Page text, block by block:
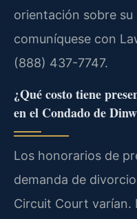
orientación sobre
comuníquese con
(888) 437-7747.
¿Qué costo tiene
en el Condado de
Los honorarios de
demanda de
Circuit Court